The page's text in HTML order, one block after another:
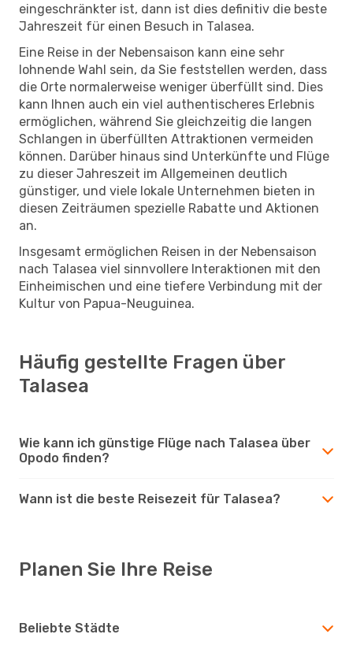
eingeschränkter ist, dann ist dies definitiv die beste
Jahreszeit für einen Besuch in Talasea.
Eine Reise in der Nebensaison kann eine sehr
lohnende Wahl sein, da Sie feststellen werden, dass
die Orte normalerweise weniger überfüllt sind. Dies
kann Ihnen auch ein viel authentischeres Erlebnis
ermöglichen, während Sie gleichzeitig die langen
Schlangen in überfüllten Attraktionen vermeiden
können. Darüber hinaus sind Unterkünfte und Flüge
zu dieser Jahreszeit im Allgemeinen deutlich
günstiger, und viele lokale Unternehmen bieten in
diesen Zeiträumen spezielle Rabatte und Aktionen
an.
Insgesamt ermöglichen Reisen in der Nebensaison
nach Talasea viel sinnvollere Interaktionen mit den
Einheimischen und eine tiefere Verbindung mit der
Kultur von Papua-Neuguinea.
Häufig gestellte Fragen über
Talasea
Wie kann ich günstige Flüge nach Talasea über
Opodo finden?
Wann ist die beste Reisezeit für Talasea?
Planen Sie Ihre Reise
Beliebte Städte